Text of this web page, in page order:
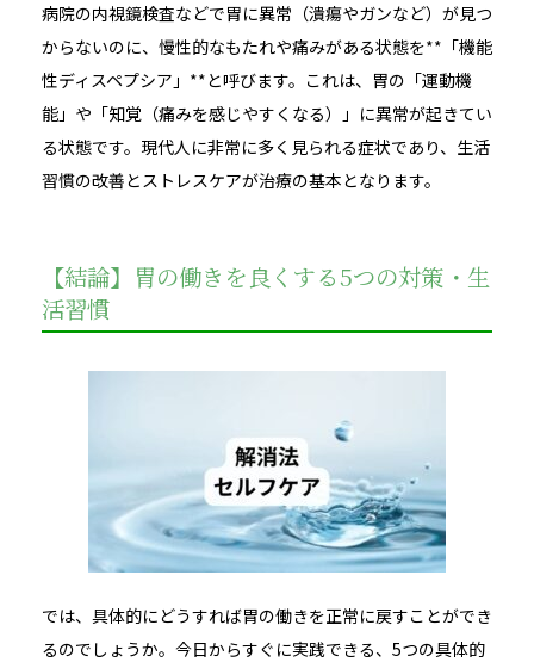
病院の内視鏡検査などで胃に異常（潰瘍やガンなど）が見つ
からないのに、慢性的なもたれや痛みがある状態を**「機能
性ディスペプシア」**と呼びます。これは、胃の「運動機
能」や「知覚（痛みを感じやすくなる）」に異常が起きてい
る状態です。現代人に非常に多く見られる症状であり、生活
習慣の改善とストレスケアが治療の基本となります。
【結論】胃の働きを良くする5つの対策・生
活習慣
では、具体的にどうすれば胃の働きを正常に戻すことができ
るのでしょうか。今日からすぐに実践できる、5つの具体的